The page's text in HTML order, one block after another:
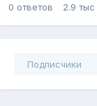
0 ответов 2.9 тыс
Подписчики